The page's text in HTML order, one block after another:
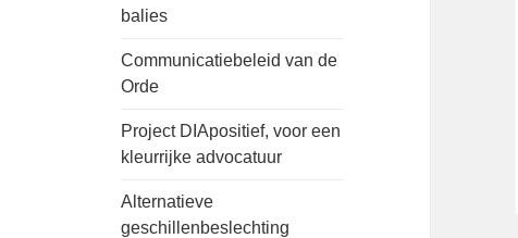
balies
Communicatiebeleid van de
Orde
Project DIApositief, voor een
kleurrijke advocatuur
Alternatieve
geschillenbeslechting